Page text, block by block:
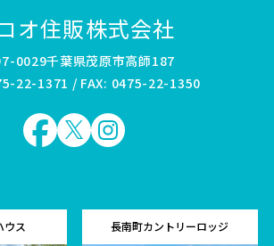
オ住販株式会社
0029千葉県茂原市高師187
22-1371 / FAX: 0475-22-1350
ウス 長南町カントリーロッジ